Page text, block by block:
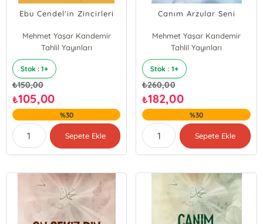
Ebu Cendel'in Zincirleri
Mehmet Yaşar Kandemir
Tahlil Yayınları
Stok : 1+
₺150,00
₺105,00
%30
Sepete Ekle
Canım Arzular Seni
Mehmet Yaşar Kandemir
Tahlil Yayınları
Stok : 1+
₺260,00
₺182,00
%30
Sepete Ekle